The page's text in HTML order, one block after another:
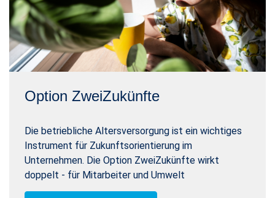
Option ZweiZukünfte
Die betriebliche Altersversorgung ist ein wichtiges
Instrument für Zukunftsorientierung im
Unternehmen. Die Option ZweiZukünfte wirkt
doppelt - für Mitarbeiter und Umwelt